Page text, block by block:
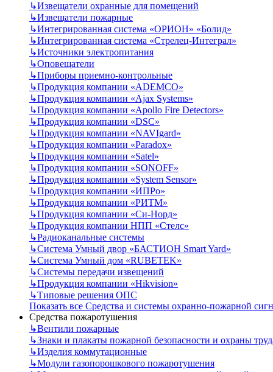
↳Извещатели охранные для помещений
↳Извещатели пожарные
↳Интегрированная система «ОРИОН» «Болид»
↳Интегрированная система «Стрелец-Интеграл»
↳Источники электропитания
↳Оповещатели
↳Приборы приемно-контрольные
↳Продукция компании «ADEMCO»
↳Продукция компании «Ajax Systems»
↳Продукция компании «Apollo Fire Detectors»
↳Продукция компании «DSC»
↳Продукция компании «NAVIgard»
↳Продукция компании «Paradox»
↳Продукция компании «Satel»
↳Продукция компании «SONOFF»
↳Продукция компании «System Sensor»
↳Продукция компании «ИПРо»
↳Продукция компании «РИТМ»
↳Продукция компании «Си-Норд»
↳Продукция компании НПП «Стелс»
↳Радиоканальные системы
↳Система Умный двор «БАСТИОН Smart Yard»
↳Система Умный дом «RUBETEK»
↳Системы передачи извещений
↳Продукция компании «Hikvision»
↳Типовые решения ОПС
Показать все Средства и системы охранно-пожарной
Средства пожаротушения
↳Вентили пожарные
↳Знаки и плакаты пожарной безопасности и охраны
↳Изделия коммутационные
↳Модули газопорошкового пожаротушения